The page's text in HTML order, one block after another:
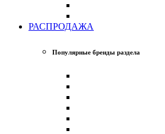
РАСПРОДАЖА
Популярные бренды раздела